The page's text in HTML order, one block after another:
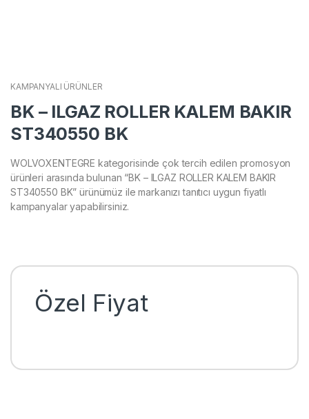
KAMPANYALI ÜRÜNLER
BK – ILGAZ ROLLER KALEM BAKIR
ST340550 BK
WOLVOXENTEGRE kategorisinde çok tercih edilen promosyon
ürünleri arasında bulunan “BK – ILGAZ ROLLER KALEM BAKIR
ST340550 BK” ürünümüz ile markanızı tanıtıcı uygun fiyatlı
kampanyalar yapabilirsiniz.
Özel Fiyat